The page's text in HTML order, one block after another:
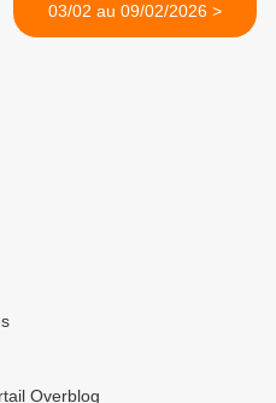
03/02 au 09/02/2026 >
Overblog